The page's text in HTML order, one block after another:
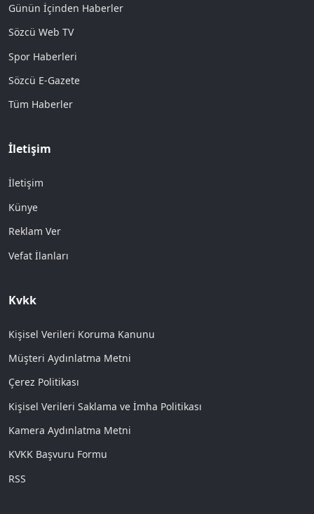
Günün İçinden Haberler
Sözcü Web TV
Spor Haberleri
Sözcü E-Gazete
Tüm Haberler
İletişim
İletişim
Künye
Reklam Ver
Vefat İlanları
Kvkk
Kişisel Verileri Koruma Kanunu
Müşteri Aydınlatma Metni
Çerez Politikası
Kişisel Verileri Saklama ve İmha Politikası
Kamera Aydınlatma Metni
KVKK Başvuru Formu
RSS